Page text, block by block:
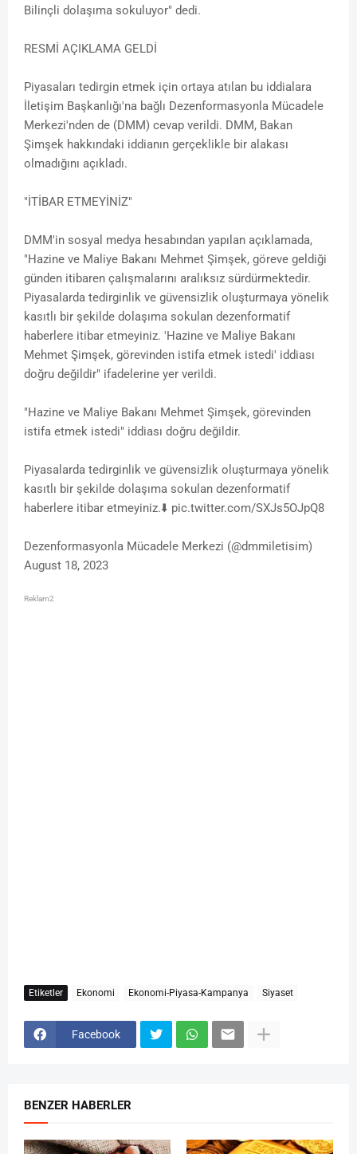
Bilinçli dolaşıma sokuluyor" dedi.
RESMİ AÇIKLAMA GELDİ
Piyasaları tedirgin etmek için ortaya atılan bu iddialara
İletişim Başkanlığı'na bağlı Dezenformasyonla Mücadele
Merkezi'nden de (DMM) cevap verildi. DMM, Bakan
Şimşek hakkındaki iddianın gerçeklikle bir alakası
olmadığını açıkladı.
"İTİBAR ETMEYİNİZ"
DMM'in sosyal medya hesabından yapılan açıklamada,
"Hazine ve Maliye Bakanı Mehmet Şimşek, göreve geldiği
günden itibaren çalışmalarını aralıksız sürdürmektedir.
Piyasalarda tedirginlik ve güvensizlik oluşturmaya yönelik
kasıtlı bir şekilde dolaşıma sokulan dezenformatif
haberlere itibar etmeyiniz. 'Hazine ve Maliye Bakanı
Mehmet Şimşek, görevinden istifa etmek istedi' iddiası
doğru değildir" ifadelerine yer verildi.
"Hazine ve Maliye Bakanı Mehmet Şimşek, görevinden
istifa etmek istedi" iddiası doğru değildir.
Piyasalarda tedirginlik ve güvensizlik oluşturmaya yönelik
kasıtlı bir şekilde dolaşıma sokulan dezenformatif
haberlere itibar etmeyiniz.⬇️ pic.twitter.com/SXJs5OJpQ8
Dezenformasyonla Mücadele Merkezi (@dmmiletisim)
August 18, 2023
Reklam2
Etiketler Ekonomi Ekonomi-Piyasa-Kampanya Siyaset
Facebook
BENZER HABERLER